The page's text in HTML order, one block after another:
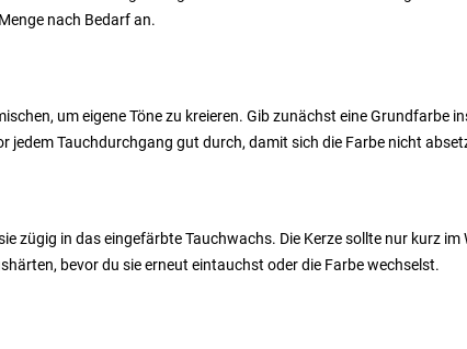
nach Bedarf an.
um eigene Töne zu kreieren. Gib zunächst eine
jedem Tauchdurchgang gut durch, damit sich die Farbe nicht
zügig in das eingefärbte Tauchwachs. Die Kerze sollte nur kurz
bevor du sie erneut eintauchst oder die Farbe wechselst.